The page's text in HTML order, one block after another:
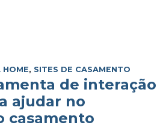
HOME, SITES DE CASAMENTO
de interação
ajudar no
casamento